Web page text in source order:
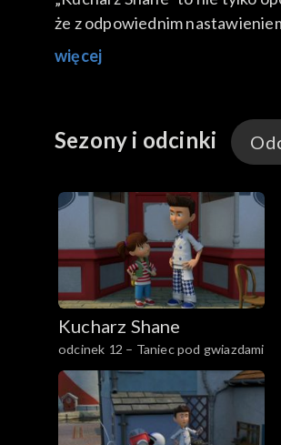
że z odpowiednim
więcej
Sezony i odcinki
Kucharz Shane
odcinek 12 – Taniec pod gwiazdami